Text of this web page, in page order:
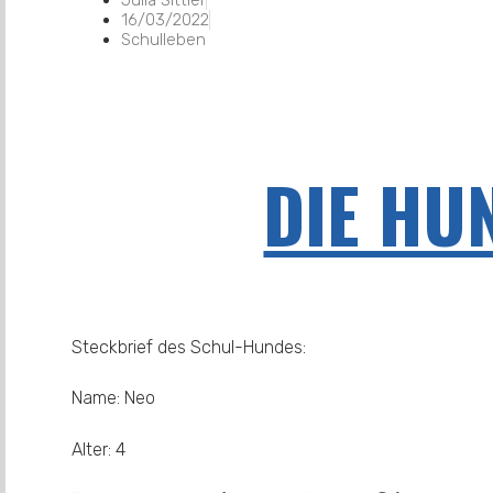
16/03/2022
Schulleben
DIE
Steckbrief des Schul-Hundes:
Name: Neo
Alter: 4